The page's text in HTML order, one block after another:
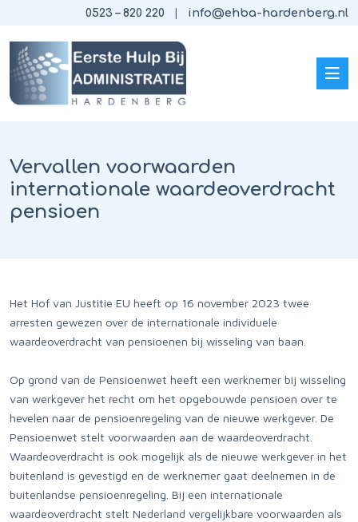
0523 – 820 220 info@ehba-hardenberg.nl
Vervallen voorwaarden
internationale waardeoverdracht
pensioen
Het Hof van Justitie EU heeft op 16 november 2023 twee
arresten gewezen over de internationale individuele
waardeoverdracht van pensioenen bij wisseling van baan.
Op grond van de Pensioenwet heeft een werknemer bij wisseling
van werkgever het recht om het opgebouwde pensioen over te
hevelen naar de pensioenregeling van de nieuwe werkgever. De
Pensioenwet stelt voorwaarden aan de waardeoverdracht.
Waardeoverdracht is ook mogelijk als de nieuwe werkgever in het
buitenland is gevestigd en de werknemer gaat deelnemen in de
buitenlandse pensioenregeling. Bij een internationale
waardeoverdracht stelt Nederland vergelijkbare voorwaarden als